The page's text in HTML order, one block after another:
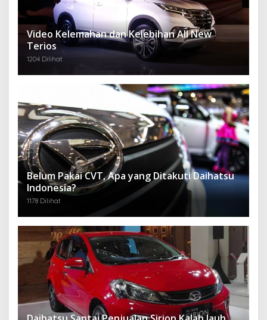
Video Kelemahan dan Kelebihan All New
Terios
1204 Dilihat
Belum Pakai CVT, Apa yang Ditakuti Daihatsu
Indonesia?
1178 Dilihat